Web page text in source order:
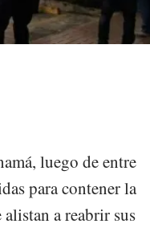
luego de entre
para contener la
a reabrir sus